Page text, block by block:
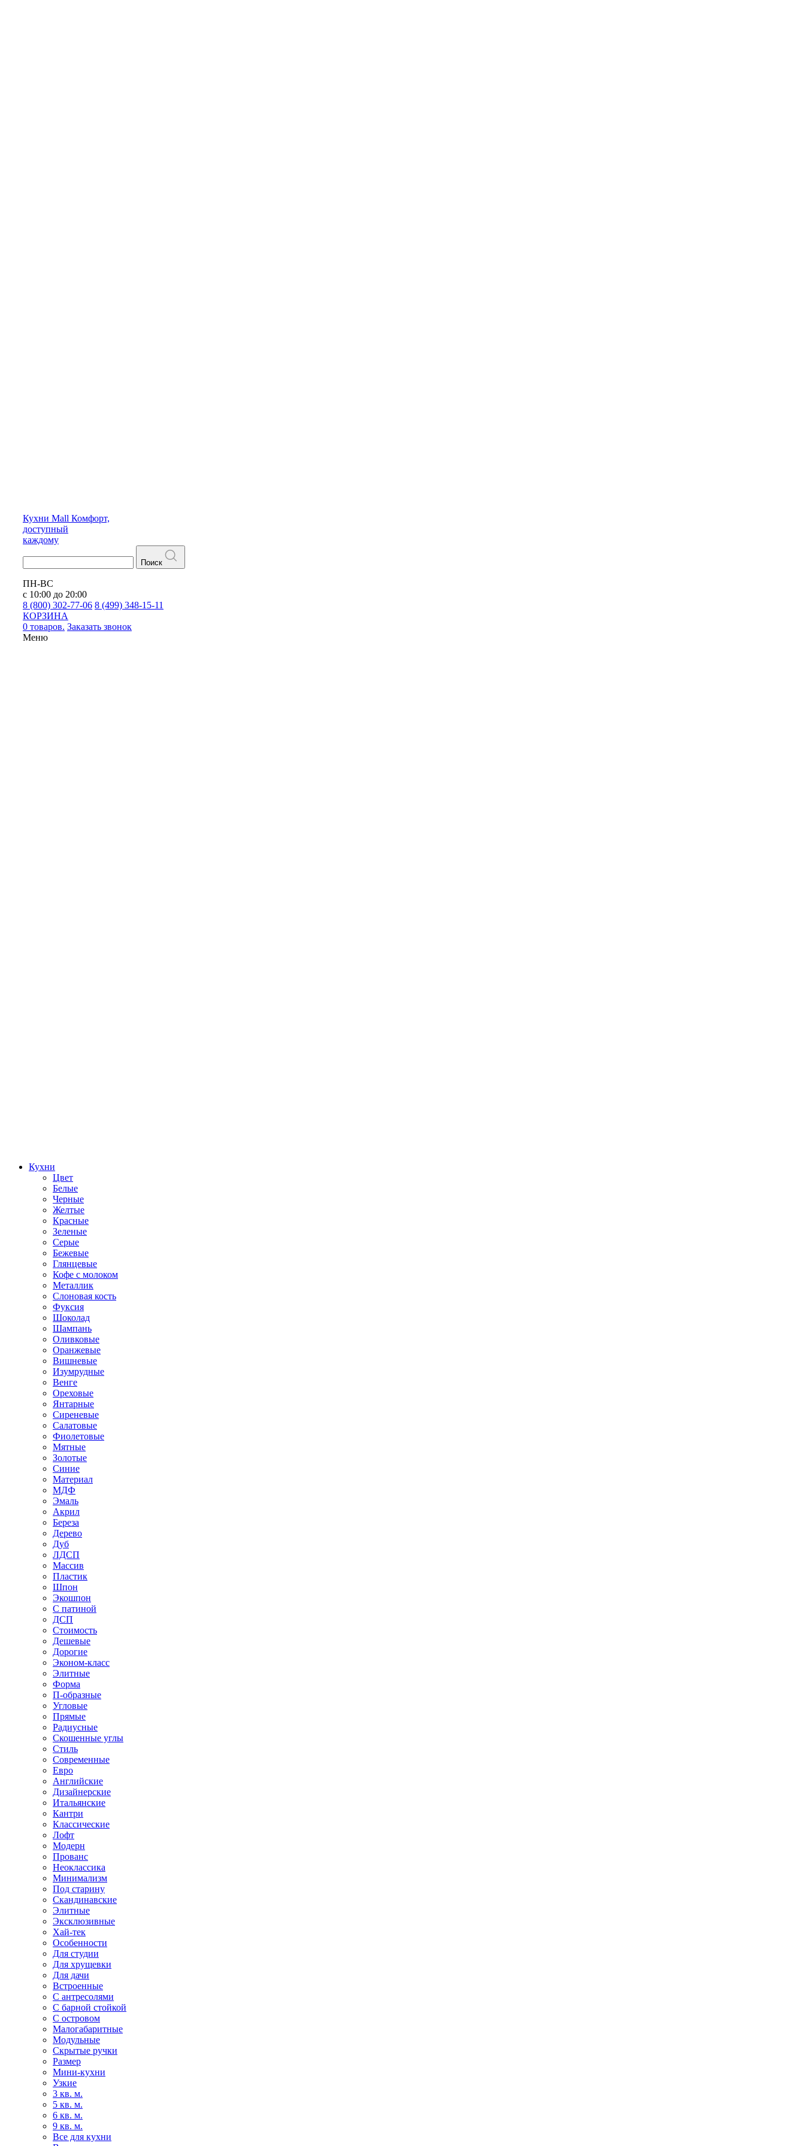
Кухни Mall Комфорт,
доступный
каждому
Поиск
ПН-ВС
с 10:00 до 20:00
8 (800) 302-77-06 8 (499) 348-15-11
КОРЗИНА
0 товаров. Заказать звонок
Меню
Кухни
Цвет
Белые
Черные
Желтые
Красные
Зеленые
Серые
Бежевые
Глянцевые
Кофе с молоком
Металлик
Слоновая кость
Фуксия
Шоколад
Шампань
Оливковые
Оранжевые
Вишневые
Изумрудные
Венге
Ореховые
Янтарные
Сиреневые
Салатовые
Фиолетовые
Мятные
Золотые
Синие
Материал
МДФ
Эмаль
Акрил
Береза
Дерево
Дуб
ЛДСП
Массив
Пластик
Шпон
Экошпон
С патиной
ДСП
Стоимость
Дешевые
Дорогие
Эконом-класс
Элитные
Форма
П-образные
Угловые
Прямые
Радиусные
Скошенные углы
Стиль
Современные
Евро
Английские
Дизайнерские
Итальянские
Кантри
Классические
Лофт
Модерн
Прованс
Неоклассика
Минимализм
Под старину
Скандинавские
Элитные
Эксклюзивные
Хай-тек
Особенности
Для студии
Для хрущевки
Для дачи
Встроенные
С антресолями
С барной стойкой
С островом
Малогабаритные
Модульные
Скрытые ручки
Размер
Мини-кухни
Узкие
3 кв. м.
5 кв. м.
6 кв. м.
9 кв. м.
Все для кухни